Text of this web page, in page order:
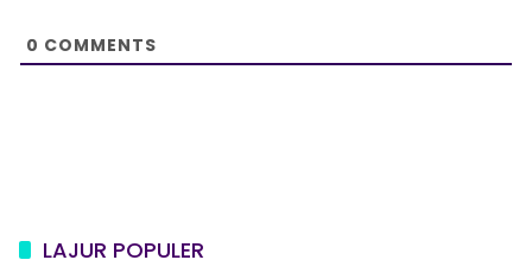
0 COMMENTS
LAJUR POPULER